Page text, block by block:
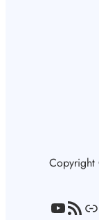
RSS-Feed